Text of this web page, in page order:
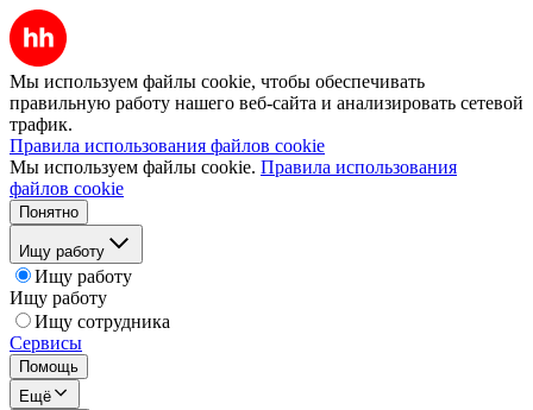
Мы используем файлы cookie, чтобы обеспечивать
правильную работу нашего веб-сайта и анализировать сетевой
трафик.
Правила использования файлов cookie
Мы используем файлы cookie. Правила использования
файлов cookie
Понятно
Ищу работу
Ищу работу
Ищу работу
Ищу сотрудника
Сервисы
Помощь
Ещё